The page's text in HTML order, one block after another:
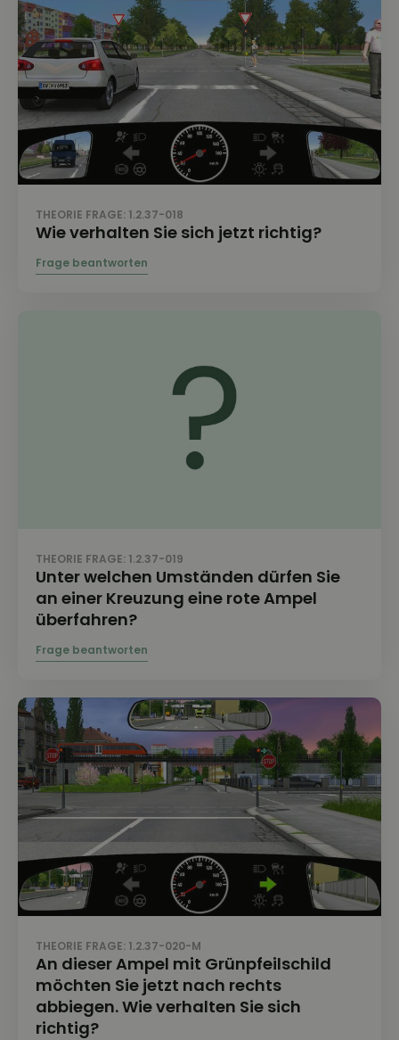
THEORIE FRAGE: 1.2.37-018
Wie verhalten Sie sich jetzt richtig?
THEORIE FRAGE: 1.2.37-019
Unter welchen Umständen dürfen Sie
an einer Kreuzung eine rote Ampel
überfahren?
THEORIE FRAGE: 1.2.37-020-M
An dieser Ampel mit Grünpfeilschild
möchten Sie jetzt nach rechts
abbiegen. Wie verhalten Sie sich
richtig?